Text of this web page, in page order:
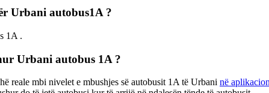
Urbani autobus1A ?
1A .
Urbani autobus 1A ?
reale mbi nivelet e mbushjes së autobusit 1A të Urbani në